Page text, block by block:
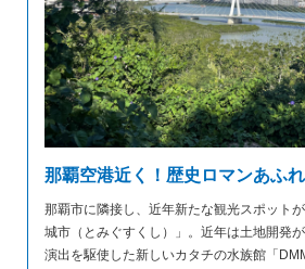
那覇空港近く！歴史ロマンあふ
那覇市に隣接し、近年新たな観光スポット
城市（とみぐすくし）」。近年は土地開発
演出を駆使した新しいカタチの水族館「